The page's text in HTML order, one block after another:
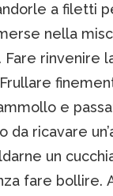
a filetti
nella
Fare rinvenire
e
da ricavare
un
fare bollire.